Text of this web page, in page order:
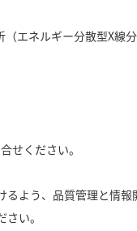
エネルギー分散型X線
せください。
よう、品質管理と情報
い。